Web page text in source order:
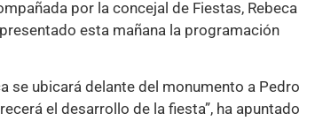
por la concejal de Fiestas, Rebeca
esta mañana la programación
se ubicará delante del monumento a Pedro
el desarrollo de la fiesta”, ha apuntado